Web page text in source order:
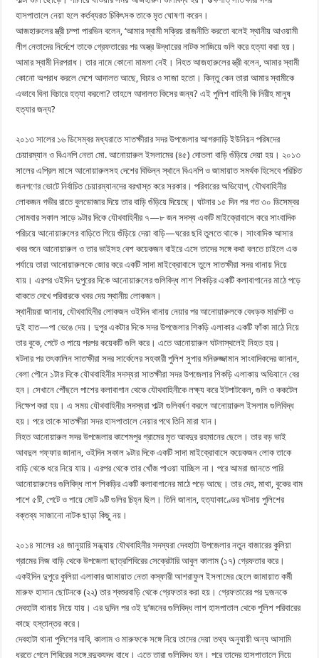
হাসপাতালে নেয়া হলে কর্তব্যরত চিকিৎসক তাকে মৃত ঘোষণা করেন।
আজহারুলের স্ত্রী চম্পা পারভিন বলেন, ‘আমার স্বামী সক্রিয় রাজনীতি করতো বলেই স্থানীয় আওয়ামী
লীগ নেতাদের নির্দেশে তাকে গ্রেফতারের পর অস্ত্র উদ্ধারের নাটক সাজিয়ে গুলি করে হত্যা করা হয়।
আমার স্বামী নিরপরাধ। তার নামে কোনো মামলা নেই। নিহত আজহারুলের স্ত্রী বলেন, আমার স্বামী
কোনো অপরাধ করলে দেশে আদালত আছে, বিচার ও সাজা হতো। কিন্তু কেন তারা আমার স্বামীকে
এভাবে বিনা বিচারে হত্যা করলো? তাহলে আদালত কিসের জন্য? এই পুলিশ বাহিনী কি নিরীহ মানুষ
হত্যার জন্য?
২০১৩ সালের ১৬ ডিসেম্বর মধ্যরাতে সাতক্ষীরার সদর উপজেলার আগরদাড়ি ইউনিয়ন পরিষদের
চেয়ারম্যান ও বিএনপি নেতা মো. আনোয়ারুল ইসলামের (৪৫) দোতলা বাড়ি গুঁড়িয়ে দেয়া হয়। ২০১৩
সালের এপ্রিল মাসে আনোয়ারুলসহ দেশের বিভিন্ন স্থানে বিএনপি ও জামায়াত সমর্থক হিসেবে পরিচিত
জনগণের ভোটে নির্বাচিত চেয়ারম্যানদের বরখাস্ত করে সরকার। পরিবারের অভিযোগ, যৌথবাহিনীর
লোকজন গভীর রাতে বুলডোজার দিয়ে তার বাড়ি গুঁড়িয়ে দিয়েছে। ঘটনার ১৫ দিন পর গত ৩০ ডিসেম্বর
সোমবার সকাল সাড়ে ৯টার দিকে যৌথবাহিনীর ৭—৮ জন সদস্য একটি মাইক্রোবাসে করে সাংবাদিক
পরিচয়ে আনোয়ারুলের বাড়িতে গিয়ে গুঁড়িয়ে দেয়া বাড়ি—ঘরের ছবি তুলতে থাকে। সাংবাদিক আসার
খবর শুনে আনোয়ারুল ও তার ভাইসহ বেশ কয়েকজন বাইরে এসে তাদের সঙ্গে কথা বলতে চাইলে এক
পর্যায়ে তারা আনোয়ারুলকে জোর করে একটি সাদা মাইক্রোবাসে তুলে সাতক্ষীরা সদর থানায় নিয়ে
যায়। এরপর ওইদিন দুপুরের দিকে আনোয়ারুলের গুলিবিদ্ধ লাশ শিকড়ির একটি কলাবাগানের মাঠে পড়ে
থাকতে দেখে পরিবারকে খবর দেয় স্থানীয় লোকজন।
স্থানীয়রা জানায়, যৌথবাহিনীর লোকজন ওইদিন থানায় নেয়ার পর আনোয়ারুলকে বেধড়ক মারপিট ও
দুই হাত—পা ভেঙে দেয়। দুপুর একটার দিকে সদর উপজেলার শিকড়ি এলাকার একটি ফাঁকা মাঠে নিয়ে
তার বুকে, পেটে ও পায়ে পরপর কয়েকটি গুলি করে। এতে আনোয়ারুল ঘটনাস্থলেই নিহত হয়।
ঘটনার পর তৎকালিন সাতক্ষীরা সদর সার্কেলের সহকারী পুলিশ সুপার মনিরুজ্জামান সাংবাদিকদের জানান,
বেলা পৌনে ১টার দিকে যৌথবাহিনীর সদস্যরা সাতক্ষীরা সদর উপজেলার শিকড়ি এলাকায় অভিযানে বের
হন। সেখানে পৌঁছলে পাশের কলাবাগান থেকে যৌথবাহিনীকে লক্ষ্য করে ইটপাটকেল, গুলি ও ককটেল
নিক্ষেপ করা হয়। এ সময় যৌথবাহিনীর সদস্যরা পাল্টা গুলিবর্ষণ করলে আনোয়ারুল ইসলাম গুলিবিদ্ধ
হয়। পরে তাকে সাতক্ষীরা সদর হাসপাতালে নেয়ার পথে তিনি মারা যান।
নিহত আনোয়ারুল সদর উপজেলার কাশেমপুর গ্রামের মৃত আবদুর রহমানের ছেলে। তার বড় ভাই
আবদুল গফ্ফার জানান, ওইদিন সকাল ৯টার দিকে একটি সাদা মাইক্রোবাসে কয়েকজন লোক তাকে
বাড়ি থেকে ধরে নিয়ে যায়। এরপর থেকে তার খোঁজ পাওয়া যাচ্ছিল না। পরে আমরা জানতে পারি
আনোয়ারুলের গুলিবিদ্ধ লাশ শিকড়ির একটি কলাবাগানের মাঠে পড়ে আছে। তার দেহ, মাথা, বুকের বাম
পাশে ৫টি, পেটে ও পায়ে মোট ৯টি গুলির চিহ্ন ছিল। তিনি জানান, হত্যাকাণ্ডের ঘটনায় পুলিশের
বক্তব্য সাজানো নাটক ছাড়া কিছু নয়।
২০১৪ সালের ২৪ জানুয়ারি সন্ধ্যায় যৌথবাহিনীর সদস্যরা দেবহাটা উপজেলার নতুন বাজারের কুলিয়া
গ্রামের নিজ বাড়ি থেকে উপজেলা ছাত্রশিবিরের সেক্রেটারি আবুল কালাম (১৭) গ্রেফতার করে।
একইদিন দুপুরে কুলিয়া এলাকার জামায়াত নেতা কস্ফারী আশরাফুল ইসলামের ছেলে জামায়াত কর্মী
মারুফ হাসান ছোটনকে (২২) তার শ্বশুরবাড়ি থেকে গ্রেফতার করা হয়। গ্রেফতারের পর দুজনকে
দেবহাটা থানায় নিয়ে যায়। এর দুদিন পর ওই দু’জনের গুলিবিদ্ধ লাশ হাসপাতাল থেকে পুলিশ পরিবারের
কাছে হস্তান্তর করে।
দেবহাটা থানা পুলিশের দাবি, কালাম ও মারুফকে সঙ্গে নিয়ে তাদের দেয়া তথ্য অনুযায়ী অন্য আসামি
ধরতে গেলে শিবিরের সঙ্গে বন্দুকযুদ্ধ বাধে। এতে তারা গুলিবিদ্ধ হন। পরে তাদের হাসপাতালে নিয়ে